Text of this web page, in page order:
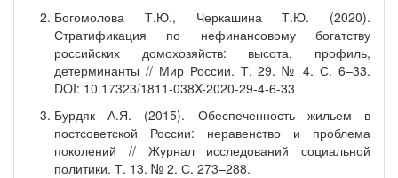
Богомолова Т.Ю., Черкашина Т.Ю. (2020).
Стратификация по нефинансовому богатству
российских домохозяйств: высота, профиль,
детерминанты // Мир России. Т. 29. № 4. С. 6–33.
DOI: 10.17323/1811-038X-2020-29-4-6-33
Бурдяк А.Я. (2015). Обеспеченность жильем в
постсоветской России: неравенство и проблема
поколений // Журнал исследований социальной
политики. Т. 13. № 2. С. 273–288.